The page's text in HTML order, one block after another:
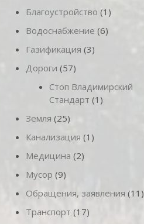
Благоустройство (1)
Водоснабжение (6)
Газификация (3)
Дороги (57)
Стоп Владимирский
Стандарт (1)
Земля (25)
Канализация (1)
Медицина (2)
Мусор (9)
Обращения, заявления (11)
Транспорт (17)